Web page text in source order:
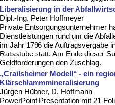
Liberalisierung in der
Dipl.-Ing. Peter Hoffmeyer
Private Entsorgungsunternehmer
Dienstleistungen rund um die
im Jahr 1796 die Auftragsvergabe
Ratsstube statt. Am Ende dieser
Geldforderungen den Zuschlag.
„Crailsheimer Modell“ - ein
Klärschlammmineralisierung
Jürgen Hübner, D. Hoffmann
PowerPoint Presentation mit 21